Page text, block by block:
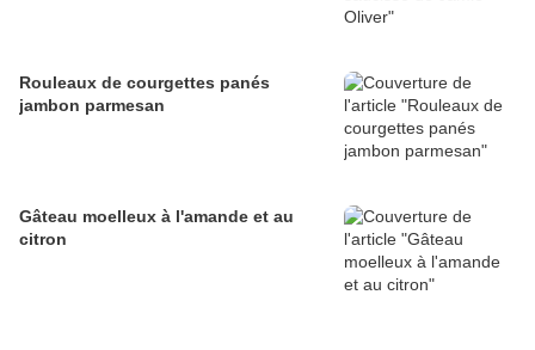
Rouleaux de courgettes panés
jambon parmesan
Gâteau moelleux à l'amande et au
citron